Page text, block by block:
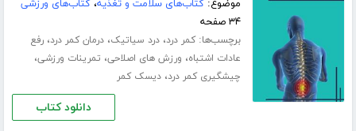
موضوع:کتاب‌های سلامت و تغذیه،کتاب‌های ورزشی
۳۴ صفحه
برچسب‌ها:کمر درد،درد سیاتیک،درمان کمر درد،رفع
عادات اشتباه، ورزش های اصلاحی، تمرینات ورزشی،
چیشگیری کمر درد،دیسک کمر
دانلود کتاب